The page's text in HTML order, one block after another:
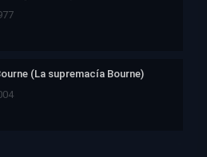
(La supremacía Bourne)